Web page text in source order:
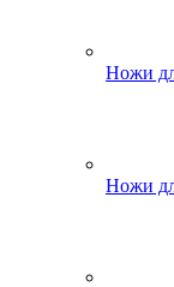
Ножи
Ножи